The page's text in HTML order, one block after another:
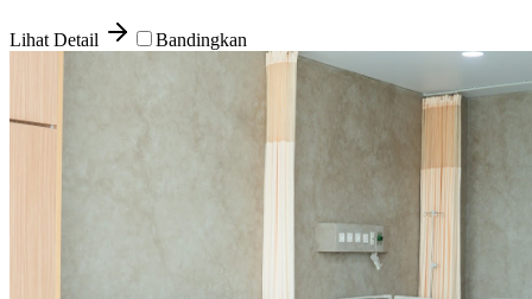
Lihat Detail Bandingkan